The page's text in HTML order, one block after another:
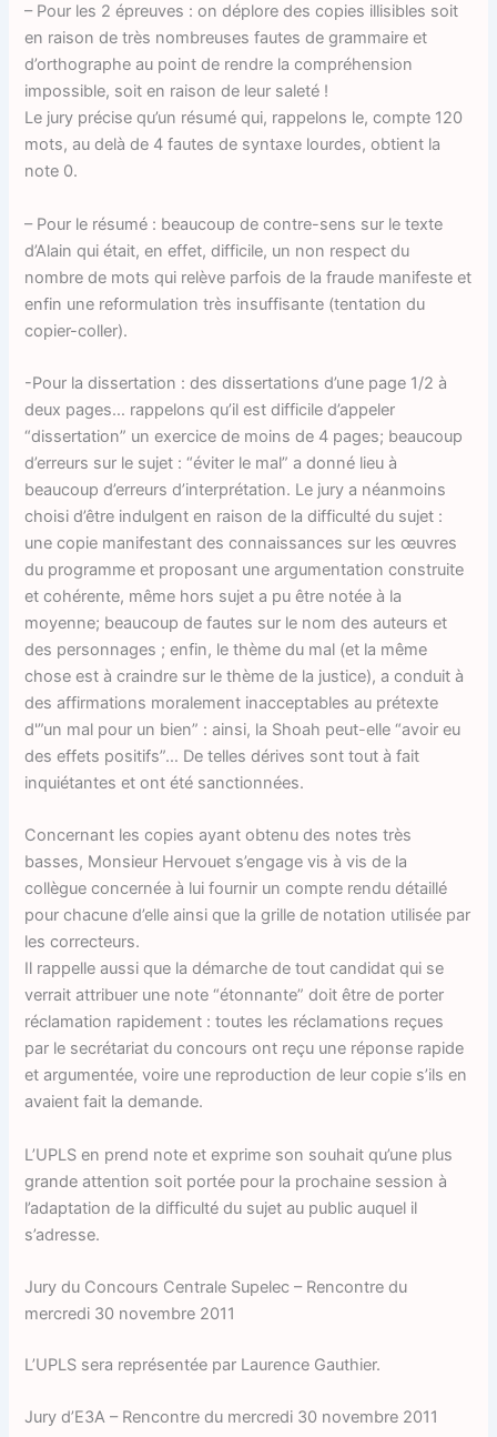
– Pour les 2 épreuves : on déplore des copies illisibles soit
en raison de très nombreuses fautes de grammaire et
d’orthographe au point de rendre la compréhension
impossible, soit en raison de leur saleté !
Le jury précise qu’un résumé qui, rappelons le, compte 120
mots, au delà de 4 fautes de syntaxe lourdes, obtient la
note 0.
– Pour le résumé : beaucoup de contre-sens sur le texte
d’Alain qui était, en effet, difficile, un non respect du
nombre de mots qui relève parfois de la fraude manifeste et
enfin une reformulation très insuffisante (tentation du
copier-coller).
-Pour la dissertation : des dissertations d’une page 1/2 à
deux pages… rappelons qu’il est difficile d’appeler
“dissertation” un exercice de moins de 4 pages; beaucoup
d’erreurs sur le sujet : “éviter le mal” a donné lieu à
beaucoup d’erreurs d’interprétation. Le jury a néanmoins
choisi d’être indulgent en raison de la difficulté du sujet :
une copie manifestant des connaissances sur les œuvres
du programme et proposant une argumentation construite
et cohérente, même hors sujet a pu être notée à la
moyenne; beaucoup de fautes sur le nom des auteurs et
des personnages ; enfin, le thème du mal (et la même
chose est à craindre sur le thème de la justice), a conduit à
des affirmations moralement inacceptables au prétexte
d'”un mal pour un bien” : ainsi, la Shoah peut-elle “avoir eu
des effets positifs”… De telles dérives sont tout à fait
inquiétantes et ont été sanctionnées.
Concernant les copies ayant obtenu des notes très
basses, Monsieur Hervouet s’engage vis à vis de la
collègue concernée à lui fournir un compte rendu détaillé
pour chacune d’elle ainsi que la grille de notation utilisée par
les correcteurs.
Il rappelle aussi que la démarche de tout candidat qui se
verrait attribuer une note “étonnante” doit être de porter
réclamation rapidement : toutes les réclamations reçues
par le secrétariat du concours ont reçu une réponse rapide
et argumentée, voire une reproduction de leur copie s’ils en
avaient fait la demande.
L’UPLS en prend note et exprime son souhait qu’une plus
grande attention soit portée pour la prochaine session à
l’adaptation de la difficulté du sujet au public auquel il
s’adresse.
Jury du Concours Centrale Supelec – Rencontre du
mercredi 30 novembre 2011
L’UPLS sera représentée par Laurence Gauthier.
Jury d’E3A – Rencontre du mercredi 30 novembre 2011